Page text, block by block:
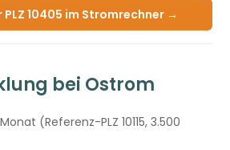
10405 im Stromrechner →
bei Ostrom
(Referenz-PLZ 10115, 3.500